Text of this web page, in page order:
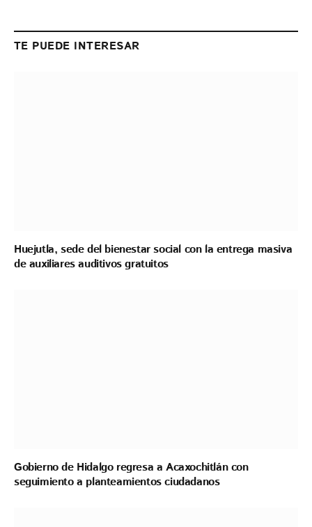
TE PUEDE INTERESAR
Huejutla, sede del bienestar social con la entrega masiva
de auxiliares auditivos gratuitos
Gobierno de Hidalgo regresa a Acaxochitlán con
seguimiento a planteamientos ciudadanos